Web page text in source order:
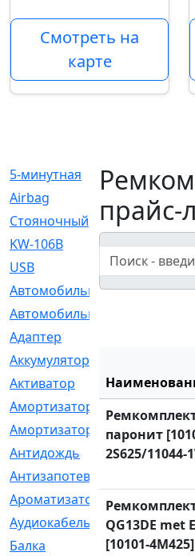
Смотреть на
карте
5-минутная
[1]
Airbag
[18]
Cтояночный
[1]
KW-106B
[0]
USB
[6]
Автомобильное
[6]
Автомобильный
Адаптер
Аккумулятор
Активатор
[1]
Амортизатор
Амортизаторы
[21]
Антидождь
[1]
Антизапотеватель
Ароматизатор
[35]
Аудиокабель
[2]
Балка
[58]
прайс-
паронит
2S625/11044-
QG13DE met
[10101-